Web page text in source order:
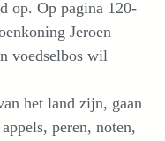
op. Op pagina 120-
Jeroen
voedselbos wil
het land zijn, gaan
peren, noten,